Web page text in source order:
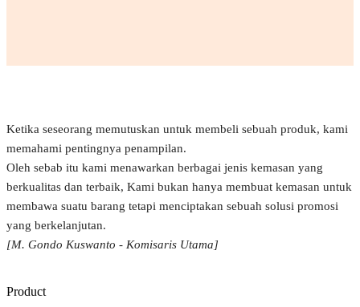
Ketika seseorang memutuskan untuk membeli sebuah produk, kami
memahami pentingnya penampilan.
Oleh sebab itu kami menawarkan berbagai jenis kemasan yang
berkualitas dan terbaik, Kami bukan hanya membuat kemasan untuk
membawa suatu barang tetapi menciptakan sebuah solusi promosi
yang berkelanjutan.
[M. Gondo Kuswanto - Komisaris Utama]
Product